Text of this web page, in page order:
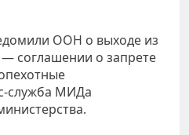
ООН о выходе из
соглашении о запрете
служба МИДа